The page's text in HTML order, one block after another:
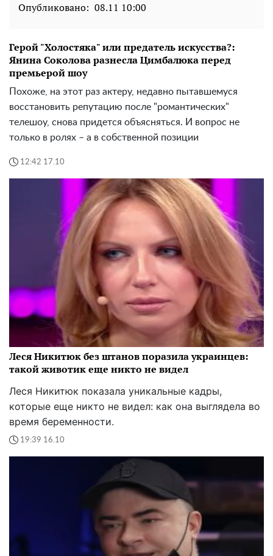
Опубликовано: 08.11 10:00
Герой "Холостяка" или предатель искусства?:
Янина Соколова разнесла Цимбалюка перед
премьерой шоу
Похоже, на этот раз актеру, недавно пытавшемуся
восстановить репутацию после "романтических"
телешоу, снова придется объясняться. И вопрос не
только в ролях – а в собственной позиции
12:42 17.10
Леся Никитюк без штанов поразила украинцев:
такой животик еще никто не видел
Леся Никитюк показала уникальные кадры,
которые еще никто не видел: как она выглядела во
время беременности.
19:39 16.10